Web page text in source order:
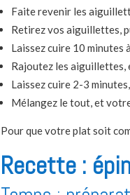
Faite revenir les
Retirez vos aiguillettes,
Laissez cuire 10 minutes
Rajoutez les aiguillettes,
Laissez cuire 2-3
Mélangez le tout, et
Pour que votre plat soit
Recette :